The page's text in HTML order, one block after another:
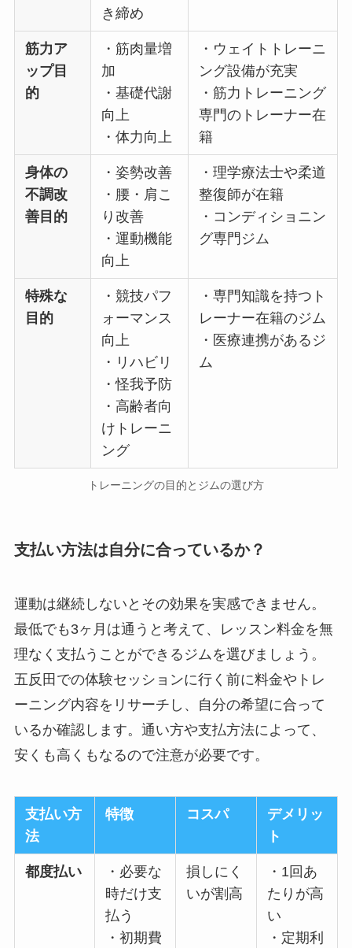
き締め
筋力ア
ップ目
的
・筋肉量増
加
・基礎代謝
向上
・体力向上
・ウェイトトレーニ
ング設備が充実
・筋力トレーニング
専門のトレーナー在
籍
身体の
不調改
善目的
・姿勢改善
・腰・肩こ
り改善
・運動機能
向上
・理学療法士や柔道
整復師が在籍
・コンディショニン
グ専門ジム
特殊な
目的
・競技パフ
ォーマンス
向上
・リハビリ
・怪我予防
・高齢者向
けトレーニ
ング
・専門知識を持つト
レーナー在籍のジム
・医療連携があるジ
ム
トレーニングの目的とジムの選び方
支払い方法は自分に合っているか？
運動は継続しないとその効果を実感できません。
最低でも3ヶ月は通うと考えて、レッスン料金を無
理なく支払うことができるジムを選びましょう。
五反田での体験セッションに行く前に料金やトレ
ーニング内容をリサーチし、自分の希望に合って
いるか確認します。通い方や支払方法によって、
安くも高くもなるので注意が必要です。
支払い方
法
特徴 コスパ
デメリッ
ト
都度払い
・必要な
時だけ支
払う
・初期費
損しにく
いが割高
・1回あ
たりが高
い
・定期利